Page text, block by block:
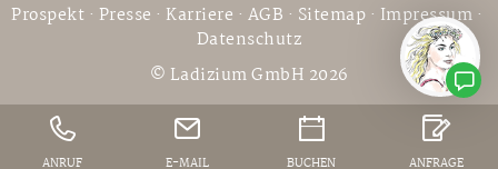
© Ladizium GmbH 2026
Prospekt · Presse · Karriere · AGB · Sitemap · Impressum ·
Datenschutz
ANRUF E-MAIL BUCHEN ANFRAGE